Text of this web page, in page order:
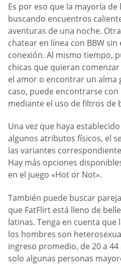
Es por eso que la mayoría
buscando encuentros
aventuras de una noche.
chatear en línea con BBW
conexión. Al mismo tiempo,
chicas que quieran
el amor o encontrar un alma
caso, puede encontrarse
mediante el uso de filtros de
Una vez que haya
algunos atributos físicos, el
las variantes
Hay más opciones
en el juego «Hot or Not».
También puede buscar
que FatFlirt está lleno de
latinas. Tenga en cuenta que
los hombres son
ingreso promedio, de 20 a
solo algunas personas